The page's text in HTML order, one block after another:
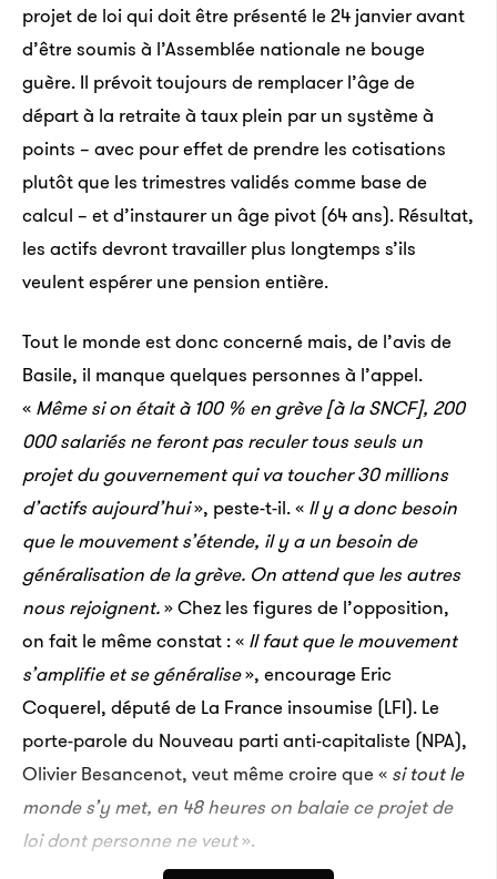
projet de loi qui doit être présenté le 24 janvier avant
d’être soumis à l’Assemblée nationale ne bouge
guère. Il prévoit toujours de remplacer l’âge de
départ à la retraite à taux plein par un système à
points – avec pour effet de prendre les cotisations
plutôt que les trimestres validés comme base de
calcul – et d’instaurer un âge pivot (64 ans). Résultat,
les actifs devront travailler plus longtemps s’ils
veulent espérer une pension entière.
Tout le monde est donc concerné mais, de l’avis de
Basile, il manque quelques personnes à l’appel.
« Même si on était à 100 % en grève [à la SNCF], 200
000 salariés ne feront pas reculer tous seuls un
projet du gouvernement qui va toucher 30 millions
d’actifs aujourd’hui», peste-t-il. « Il y a donc besoin
que le mouvement s’étende, il y a un besoin de
généralisation de la grève. On attend que les autres
nous rejoignent.» Chez les figures de l’opposition,
on fait le même constat : « Il faut que le mouvement
s’amplifie et se généralise», encourage Eric
Coquerel, député de La France insoumise (LFI). Le
porte-parole du Nouveau parti anti-capitaliste (NPA),
Olivier Besancenot, veut même croire que « si tout le
monde s’y met, en 48 heures on balaie ce projet de
loi dont personne ne veut».